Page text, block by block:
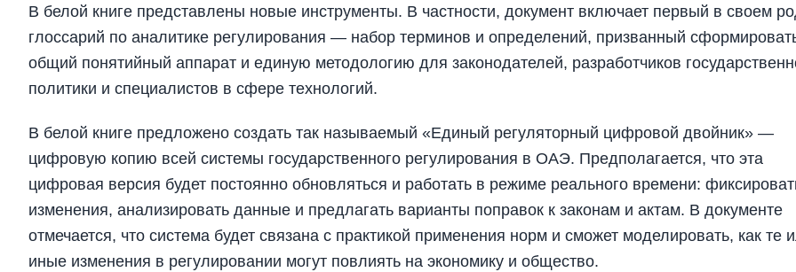
В белой книге представлены новые инструменты. В частности, документ включает первый в своем
глоссарий по аналитике регулирования — набор терминов и определений, призванный
общий понятийный аппарат и единую методологию для законодателей, разработчиков
политики и специалистов в сфере технологий.
В белой книге предложено создать так называемый «Единый регуляторный цифровой двойник» —
цифровую копию всей системы государственного регулирования в ОАЭ. Предполагается, что эта
цифровая версия будет постоянно обновляться и работать в режиме реального времени:
изменения, анализировать данные и предлагать варианты поправок к законам и актам. В документе
отмечается, что система будет связана с практикой применения норм и сможет моделировать, как те
иные изменения в регулировании могут повлиять на экономику и общество.